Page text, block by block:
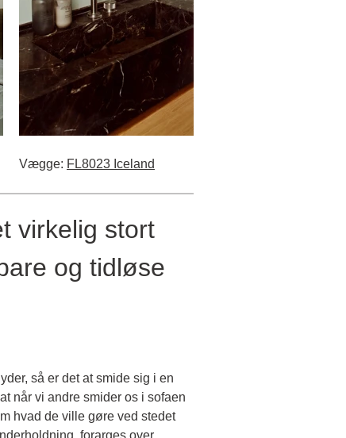
Vægge: FL8023 Iceland
virkelig stort
og tidløse
så er det at smide sig i en
når vi andre smider os i sofaen
hvad de ville gøre ved stedet